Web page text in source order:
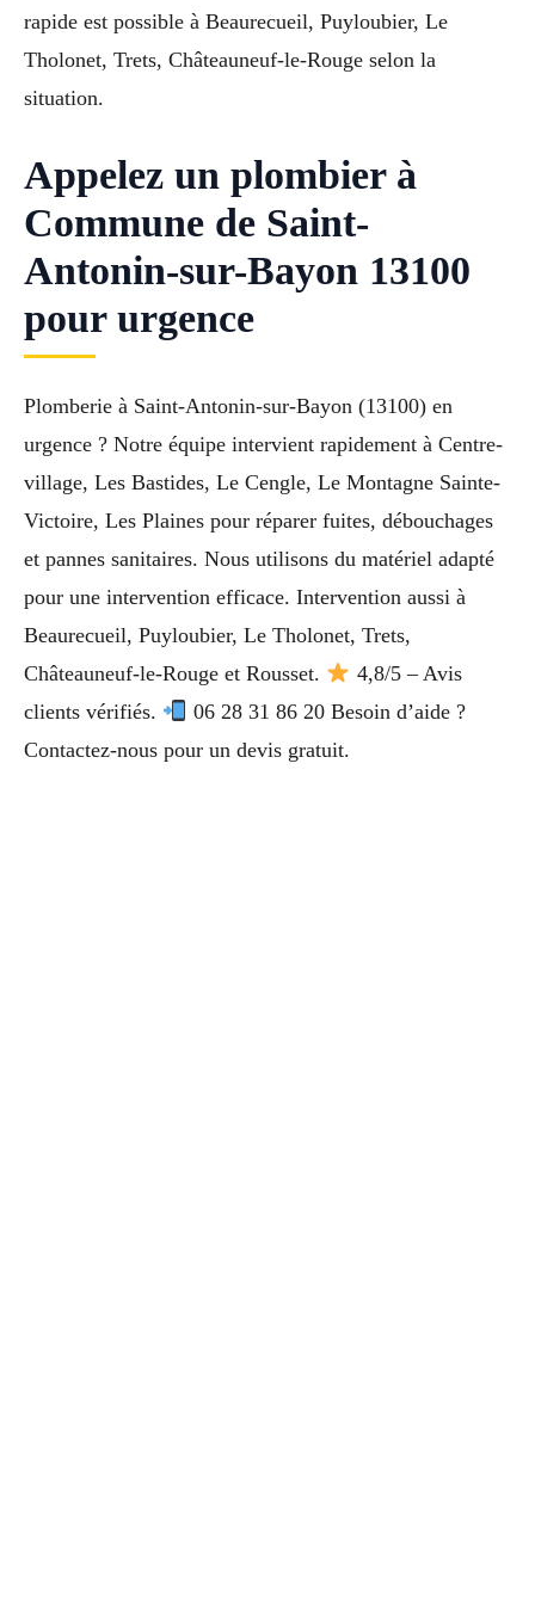
rapide est possible à Beaurecueil, Puyloubier, Le
Tholonet, Trets, Châteauneuf-le-Rouge selon la
situation.
Appelez un plombier à
Commune de Saint-
Antonin-sur-Bayon 13100
pour urgence
Plomberie à Saint-Antonin-sur-Bayon (13100) en
urgence ? Notre équipe intervient rapidement à Centre-
village, Les Bastides, Le Cengle, Le Montagne Sainte-
Victoire, Les Plaines pour réparer fuites, débouchages
et pannes sanitaires. Nous utilisons du matériel adapté
pour une intervention efficace. Intervention aussi à
Beaurecueil, Puyloubier, Le Tholonet, Trets,
Châteauneuf-le-Rouge et Rousset.
4,8/5 – Avis
clients vérifiés.
06 28 31 86 20 Besoin d’aide ?
Contactez-nous pour un devis gratuit.